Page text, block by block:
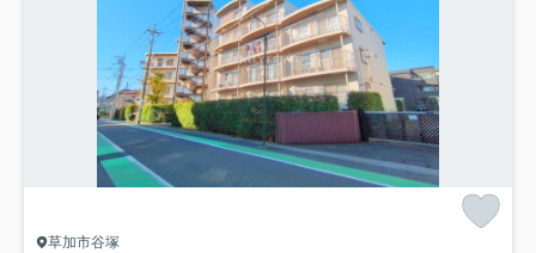
草加市谷塚